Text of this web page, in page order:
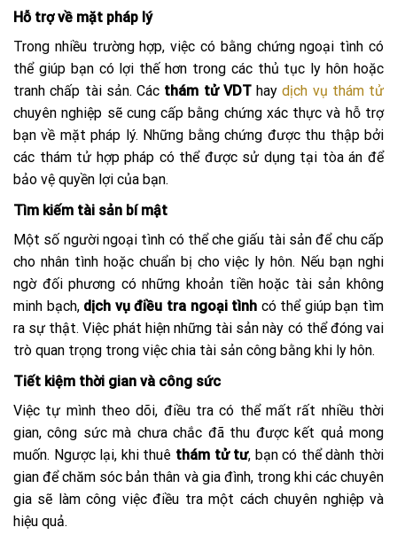
Hỗ trợ về mặt pháp lý
Trong nhiều trường hợp, việc có bằng chứng ngoại tình có
thể giúp bạn có lợi thế hơn trong các thủ tục ly hôn hoặc
tranh chấp tài sản. Các thám tử VDThaydịch vụ thám tử
chuyên nghiệp sẽ cung cấp bằng chứng xác thực và hỗ trợ
bạn về mặt pháp lý. Những bằng chứng được thu thập bởi
các thám tử hợp pháp có thể được sử dụng tại tòa án để
bảo vệ quyền lợi của bạn.
Tìm kiếm tài sản bí mật
Một số người ngoại tình có thể che giấu tài sản để chu cấp
cho nhân tình hoặc chuẩn bị cho việc ly hôn. Nếu bạn nghi
ngờ đối phương có những khoản tiền hoặc tài sản không
minh bạch, dịch vụ điều tra ngoại tình có thể giúp bạn tìm
ra sự thật. Việc phát hiện những tài sản này có thể đóng vai
trò quan trọng trong việc chia tài sản công bằng khi ly hôn.
Tiết kiệm thời gian và công sức
Việc tự mình theo dõi, điều tra có thể mất rất nhiều thời
gian, công sức mà chưa chắc đã thu được kết quả mong
muốn. Ngược lại, khi thuê thám tử tư, bạn có thể dành thời
gian để chăm sóc bản thân và gia đình, trong khi các chuyên
gia sẽ làm công việc điều tra một cách chuyên nghiệp và
hiệu quả.